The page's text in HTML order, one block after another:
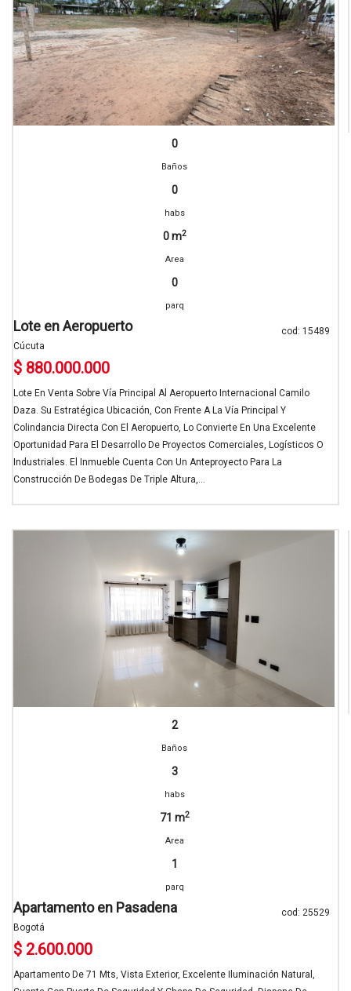
0
Baños
0
habs
0 m2
Area
0
parq
cod: 15489
Lote en Aeropuerto
Cúcuta
$ 880.000.000
Lote En Venta Sobre Vía Principal Al Aeropuerto Internacional Camilo
Daza. Su Estratégica Ubicación, Con Frente A La Vía Principal Y
Colindancia Directa Con El Aeropuerto, Lo Convierte En Una Excelente
Oportunidad Para El Desarrollo De Proyectos Comerciales, Logísticos O
Industriales. El Inmueble Cuenta Con Un Anteproyecto Para La
Construcción De Bodegas De Triple Altura,...
2
Baños
3
habs
71 m2
Area
1
parq
cod: 25529
Apartamento en Pasadena
Bogotá
$ 2.600.000
Apartamento De 71 Mts, Vista Exterior, Excelente Iluminación Natural,